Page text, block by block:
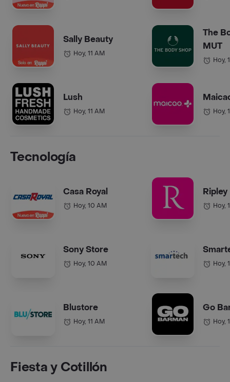
Sally Beauty
Hoy, 11 AM
Lush
Hoy, 11 AM
The
MUT
Hoy,
Hoy,
Tecnología
Casa Royal
Hoy, 10 AM
Sony Store
Hoy, 10 AM
Blustore
Hoy, 11 AM
Ripley
Hoy,
Hoy,
Go
Hoy,
Fiesta y Cotillón